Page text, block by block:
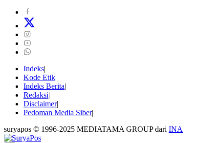
Indeks
Kode Etik
Indeks Berita
Redaksi
Disclaimer
Pedoman Media Siber
suryapos © 1996-2025 MEDIATAMA GROUP dari INA